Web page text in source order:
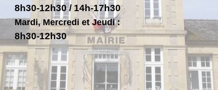
8h30-12h30 / 14h-17h30
Mardi, Mercredi et Jeudi :
8h30-12h30